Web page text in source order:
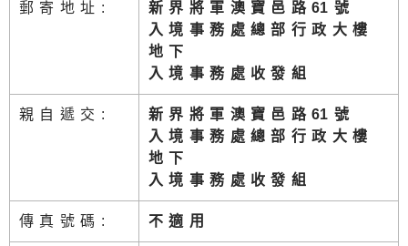
郵寄地址: 新界將軍澳寶邑路61號
入境事務處總部行政大樓
地下
入境事務處收發組
親自遞交: 新界將軍澳寶邑路61號
入境事務處總部行政大樓
地下
入境事務處收發組
傳真號碼: 不適用